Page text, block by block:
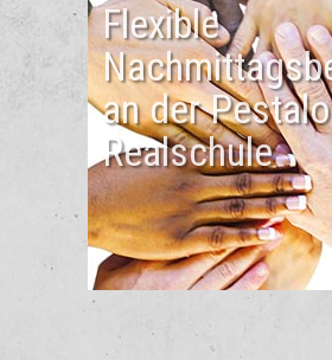
Flexible
an der
Realschule